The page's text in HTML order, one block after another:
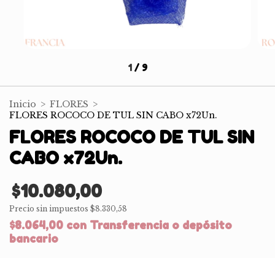
1/ 9
Inicio > FLORES >
FLORES ROCOCO DE TUL SIN CABO x72Un.
FLORES ROCOCO DE TUL SIN
CABO x72Un.
$10.080,00
Precio sin impuestos $8.330,58
$8.064,00 con Transferencia o depósito
bancario